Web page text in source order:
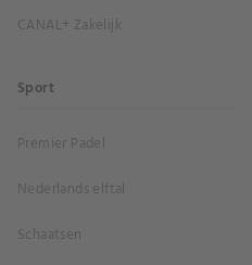
CANAL+ Zakelijk
Sport
Premier Padel
Nederlands elftal
Schaatsen